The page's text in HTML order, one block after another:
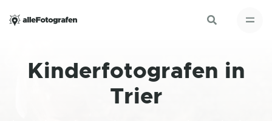
Kinderfotografen in
Trier